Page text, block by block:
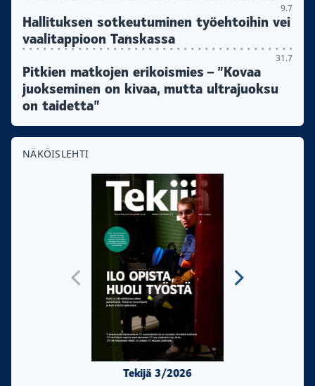
9.7
Hallituksen sotkeutuminen työehtoihin vei
vaalitappioon Tanskassa
31.7
Pitkien matkojen erikoismies – ”Kovaa
juokseminen on kivaa, mutta ultrajuoksu
on taidetta”
NÄKÖISLEHTI
Tekijä 3/2026